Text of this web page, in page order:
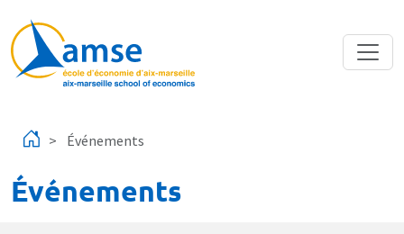
Événements
Événements